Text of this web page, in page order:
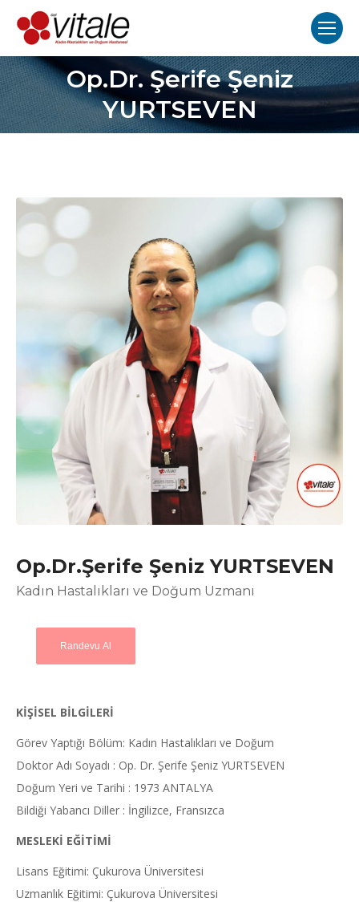
Op.Dr. Şerife Şeniz
YURTSEVEN
You are here:
Op.Dr.Şerife Şeniz YURTSEVEN
Kadın Hastalıkları ve Doğum Uzmanı
Randevu Al
KİŞİSEL BİLGİLERİ
Görev Yaptığı Bölüm: Kadın Hastalıkları ve Doğum
Doktor Adı Soyadı : Op. Dr. Şerife Şeniz YURTSEVEN
Doğum Yeri ve Tarihi : 1973 ANTALYA
Bildiği Yabancı Diller : İngilizce, Fransızca
MESLEKİ EĞİTİMİ
Lisans Eğitimi: Çukurova Üniversitesi
Uzmanlık Eğitimi: Çukurova Üniversitesi